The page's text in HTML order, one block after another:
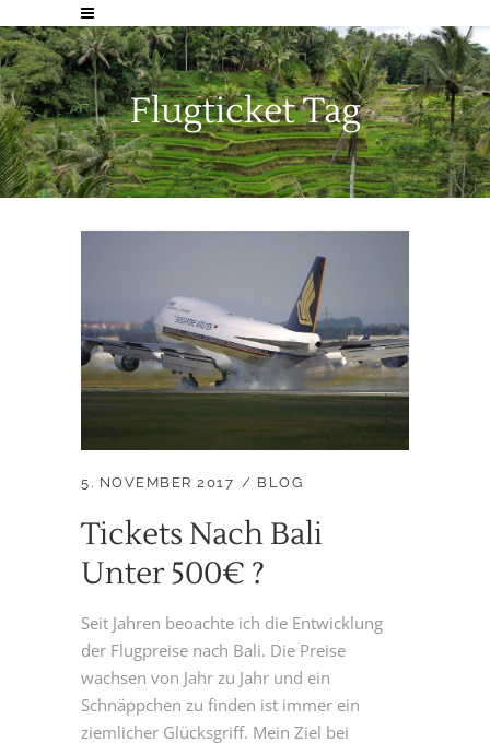
Flugticket Tag
5. NOVEMBER 2017 BLOG
Tickets Nach Bali
Unter 500€ ?
Seit Jahren beoachte ich die Entwicklung
der Flugpreise nach Bali. Die Preise
wachsen von Jahr zu Jahr und ein
Schnäppchen zu finden ist immer ein
ziemlicher Glücksgriff. Mein Ziel bei